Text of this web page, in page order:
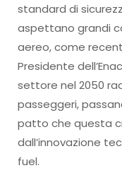
standard di
aspettano grandi
aereo, come
Presidente
settore nel 2050
passeggeri,
patto che questa
dall’innovazione
fuel.